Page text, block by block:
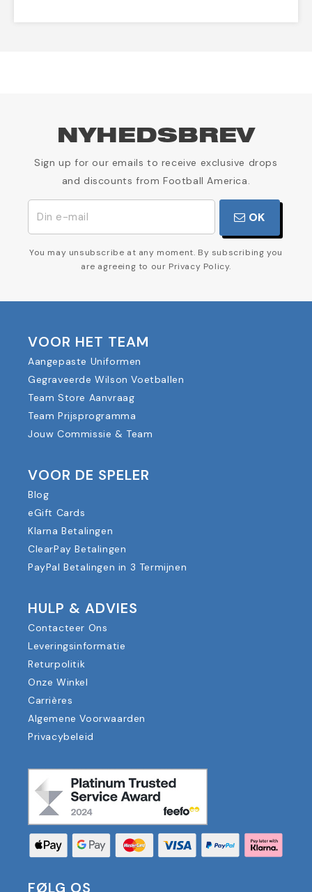
NYHEDSBREV
Sign up for our emails to receive exclusive drops
and discounts from Football America.
OK
You may unsubscribe at any moment. By subscribing you
are agreeing to our Privacy Policy.
VOOR HET TEAM
Aangepaste Uniformen
Gegraveerde Wilson Voetballen
Team Store Aanvraag
Team Prijsprogramma
Jouw Commissie & Team
VOOR DE SPELER
Blog
eGift Cards
Klarna Betalingen
ClearPay Betalingen
PayPal Betalingen in 3 Termijnen
HULP & ADVIES
Contacteer Ons
Leveringsinformatie
Returpolitik
Onze Winkel
Carrières
Algemene Voorwaarden
Privacybeleid
FØLG OS